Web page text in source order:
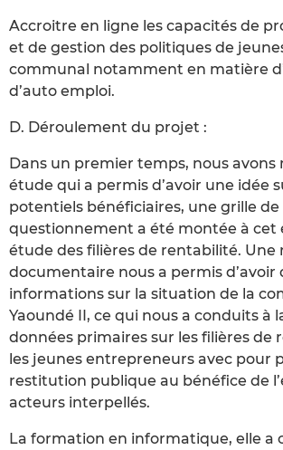
Accroitre en ligne les capacités de
et de gestion des politiques de
communal notamment en matière
d’auto emploi.
D. Déroulement du projet :
Dans un premier temps, nous avons
étude qui a permis d’avoir une idée
potentiels bénéficiaires, une grille de
questionnement a été montée à cet
étude des filières de rentabilité. Une
documentaire nous a permis d’avoir
informations sur la situation de la
Yaoundé II, ce qui nous a conduits à
données primaires sur les filières de
les jeunes entrepreneurs avec pour
restitution publique au bénéfice de
acteurs interpellés.
La formation en informatique, elle a